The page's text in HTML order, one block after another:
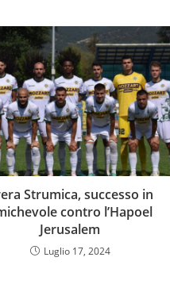
Strumica, successo in
contro l’Hapoel
Jerusalem
Luglio 17, 2024